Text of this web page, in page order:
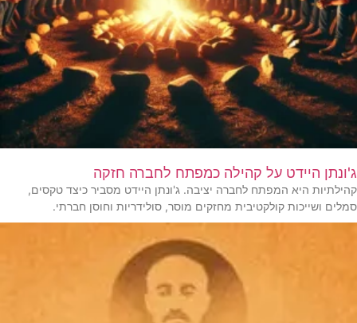
ג'ונתן היידט על קהילה כמפתח לחברה חזקה
קהילתיות היא המפתח לחברה יציבה. ג'ונתן היידט מסביר כיצד טקסים,
סמלים ושייכות קולקטיבית מחזקים מוסר, סולידריות וחוסן חברתי.